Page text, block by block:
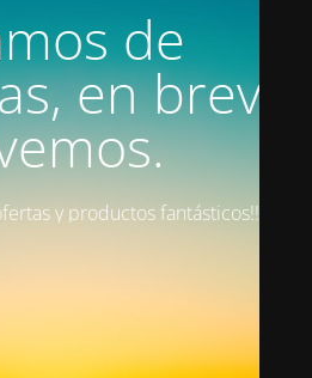
de
en breve
y productos fantásticos!!